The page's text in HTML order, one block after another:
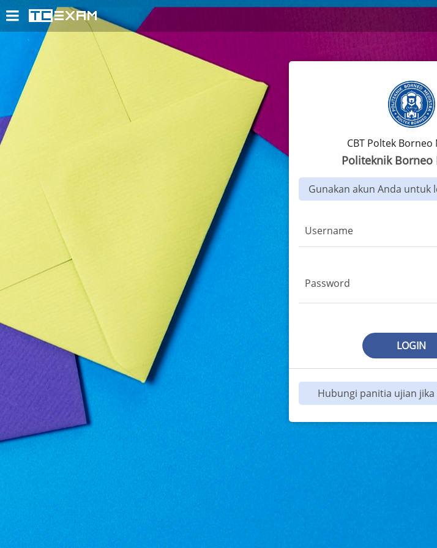
CBT Poltek
Politeknik Borneo
Gunakan akun Anda untuk
Username
Password
LOGIN
Hubungi panitia ujian